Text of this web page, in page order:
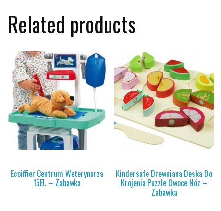
Related products
Ecoiffier Centrum Weterynarza
15El. – Zabawka
Kindersafe Drewniana Deska Do
Krojenia Puzzle Owoce Nóz –
Zabawka